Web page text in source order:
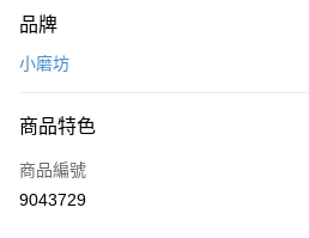
信用卡一次付款
運送方式
• 付款後全家取貨
品牌
小磨坊
商品特色
商品編號
9043729